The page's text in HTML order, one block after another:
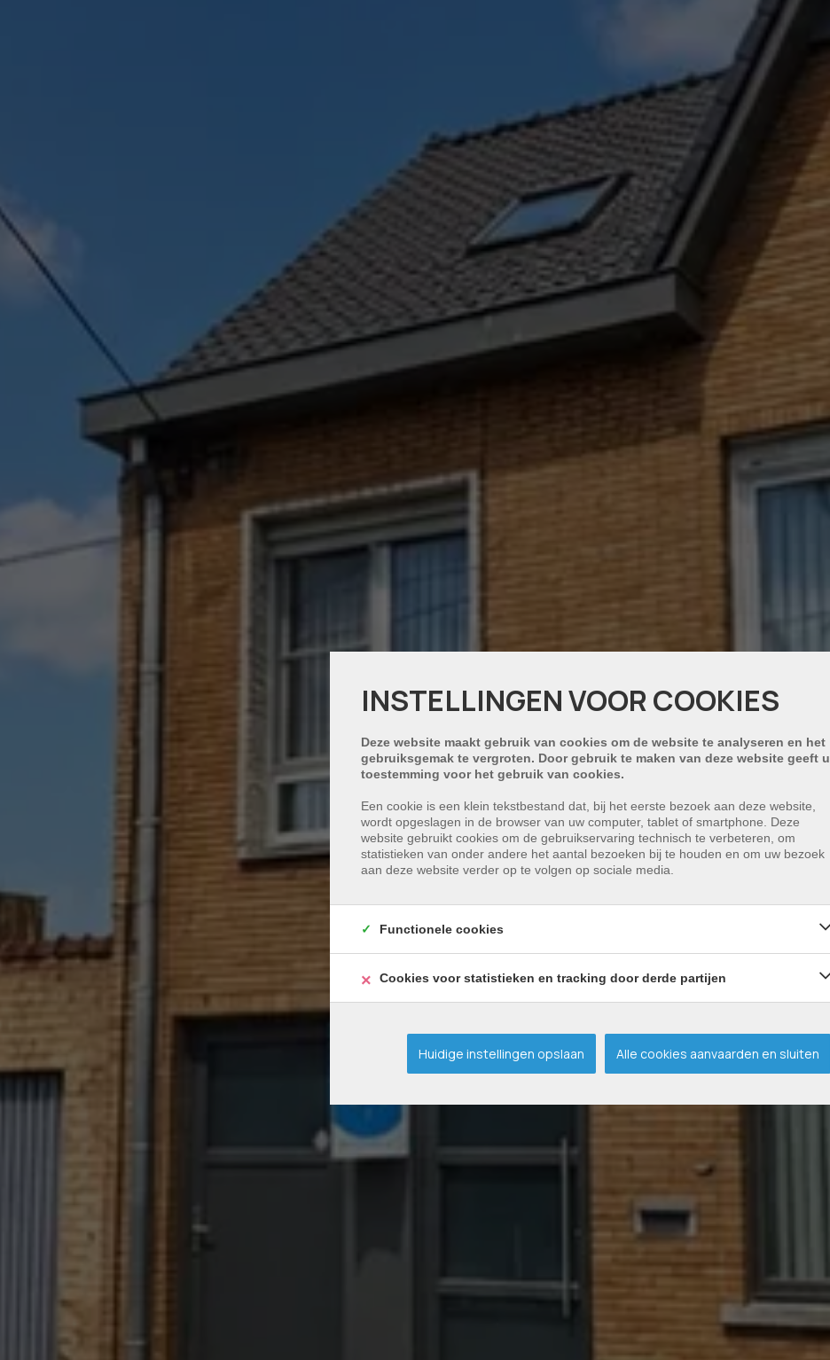
INSTELLINGEN VOOR COOKIES
Deze website maakt gebruik van cookies om de website te analyseren en het
gebruiksgemak te vergroten. Door gebruik te maken van deze website geeft u
toestemming voor het gebruik van cookies.
Een cookie is een klein tekstbestand dat, bij het eerste bezoek aan deze website,
wordt opgeslagen in de browser van uw computer, tablet of smartphone. Deze
website gebruikt cookies om de gebruikservaring technisch te verbeteren, om
statistieken van onder andere het aantal bezoeken bij te houden en om uw bezoek
aan deze website verder op te volgen op sociale media.
Functionele cookies
Cookies voor statistieken en tracking door derde partijen
Huidige instellingen opslaan Alle cookies aanvaarden en sluiten